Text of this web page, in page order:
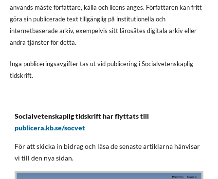
används måste författare, källa och licens anges. Författaren kan fritt
göra sin publicerade text tillgänglig på institutionella och
internetbaserade arkiv, exempelvis sitt lärosätes digitala arkiv eller
andra tjänster för detta.
Inga publiceringsavgifter tas ut vid publicering i Socialvetenskaplig
tidskrift.
Socialvetenskaplig tidskrift har flyttats till
publicera.kb.se/socvet
För att skicka in bidrag och läsa de senaste artiklarna hänvisar
vi till den nya sidan.